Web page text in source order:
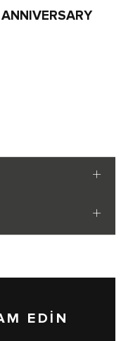
ANNIVERSARY
EDİN